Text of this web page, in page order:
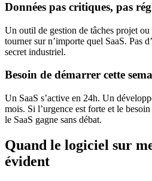
Données pas critiques, pas
Un outil de gestion de tâches projet
tourner sur n’importe quel SaaS. Pas
secret industriel.
Besoin de démarrer cette
Un SaaS s’active en 24h. Un
mois. Si l’urgence est forte et le
le SaaS gagne sans débat.
Quand le logiciel sur
évident